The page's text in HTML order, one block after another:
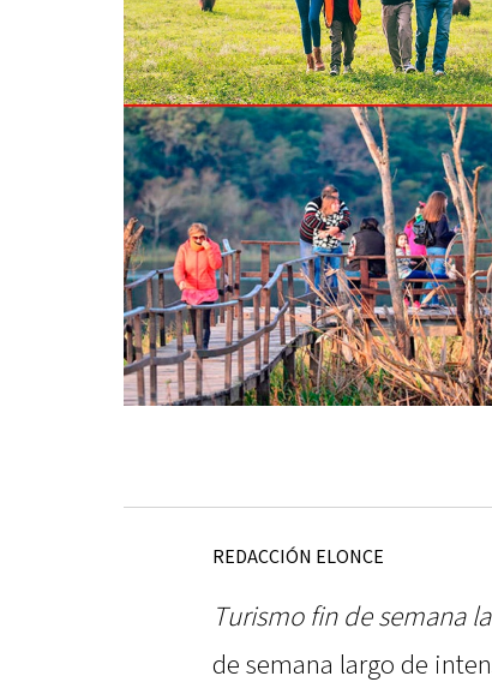
REDACCIÓN ELONCE
Turismo fin de semana
de semana largo de